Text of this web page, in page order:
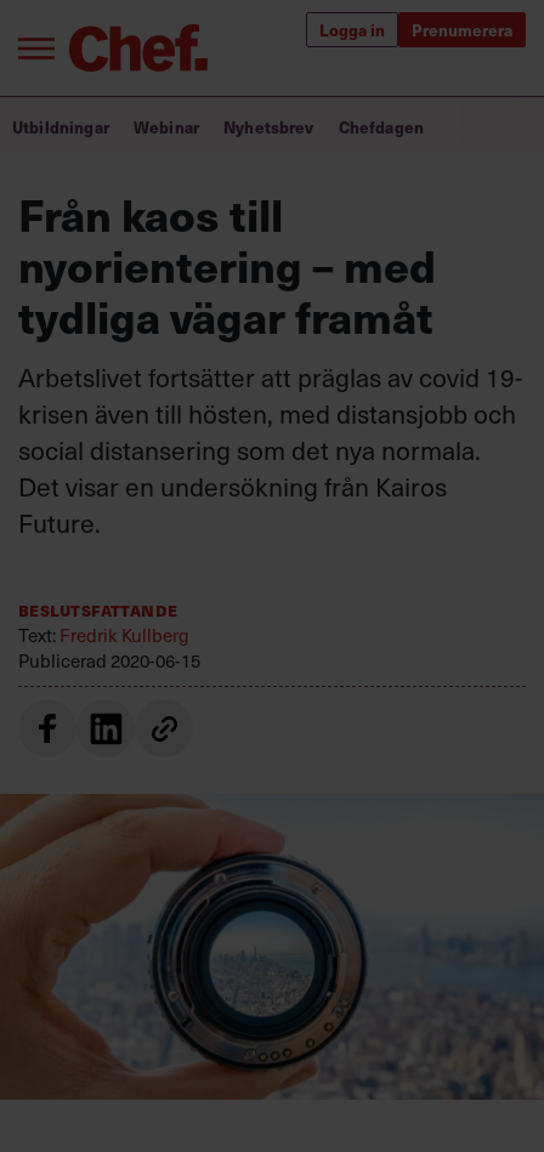
Logga in Prenumerera
Logga in
Prenumerera
Annonsera
Om oss
Kundservice
Sök
efter:
Bra ledare förändrar världen
Innehåll från Chef
Utbildning för ledare
Chefakademin+
Populära utbildningar
Utbildningar Webinar Nyhetsbrev Chefdagen
Från kaos till
nyorientering – med
tydliga vägar framåt
Arbetslivet fortsätter att präglas av covid 19-
krisen även till hösten, med distansjobb och
social distansering som det nya normala.
Det visar en undersökning från Kairos
Future.
Beslutsfattande
Text:Fredrik Kullberg
Publicerad 2020-06-15